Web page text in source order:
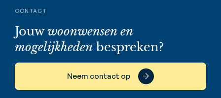
CONTACT
Jouwwoonwensen en
mogelijkheden bespreken?
Neem contact op